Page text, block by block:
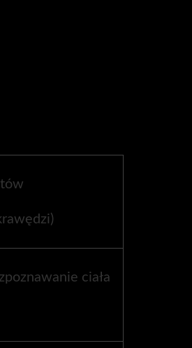
ciała